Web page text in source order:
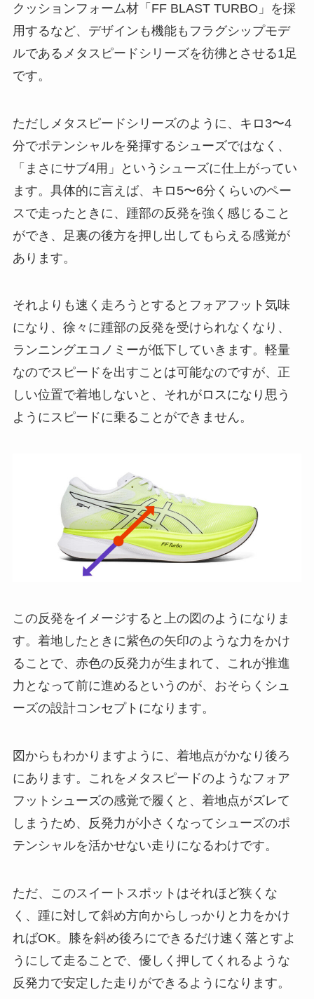
クッションフォーム材「FF BLAST TURBO」を採
用するなど、デザインも機能もフラグシップモデ
ルであるメタスピードシリーズを彷彿とさせる1足
です。
ただしメタスピードシリーズのように、キロ3〜4
分でポテンシャルを発揮するシューズではなく、
「まさにサブ4用」というシューズに仕上がってい
ます。具体的に言えば、キロ5〜6分くらいのペー
スで走ったときに、踵部の反発を強く感じること
ができ、足裏の後方を押し出してもらえる感覚が
あります。
それよりも速く走ろうとするとフォアフット気味
になり、徐々に踵部の反発を受けられなくなり、
ランニングエコノミーが低下していきます。軽量
なのでスピードを出すことは可能なのですが、正
しい位置で着地しないと、それがロスになり思う
ようにスピードに乗ることができません。
この反発をイメージすると上の図のようになりま
す。着地したときに紫色の矢印のような力をかけ
ることで、赤色の反発力が生まれて、これが推進
力となって前に進めるというのが、おそらくシュ
ーズの設計コンセプトになります。
図からもわかりますように、着地点がかなり後ろ
にあります。これをメタスピードのようなフォア
フットシューズの感覚で履くと、着地点がズレて
しまうため、反発力が小さくなってシューズのポ
テンシャルを活かせない走りになるわけです。
ただ、このスイートスポットはそれほど狭くな
く、踵に対して斜め方向からしっかりと力をかけ
ればOK。膝を斜め後ろにできるだけ速く落とすよ
うにして走ることで、優しく押してくれるような
反発力で安定した走りができるようになります。